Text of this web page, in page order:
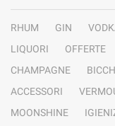
RHUM GIN
LIQUORI
OFFERTE
CHAMPAGNE
ACCESSORI
MOONSHINE